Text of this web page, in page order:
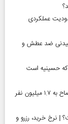
نفر با محدودیت عملکردی
ضد عطش و
که حسینیه است
آغاز رسمی برنامه‌های اربعین ۱۴۰۵ در مرز‌ها | ثبت‌نام سماح به ۱.۷ میلیون نفر
در سال ۱۴۰۵ چقدر است؟ | نرخ خرید، رزرو و